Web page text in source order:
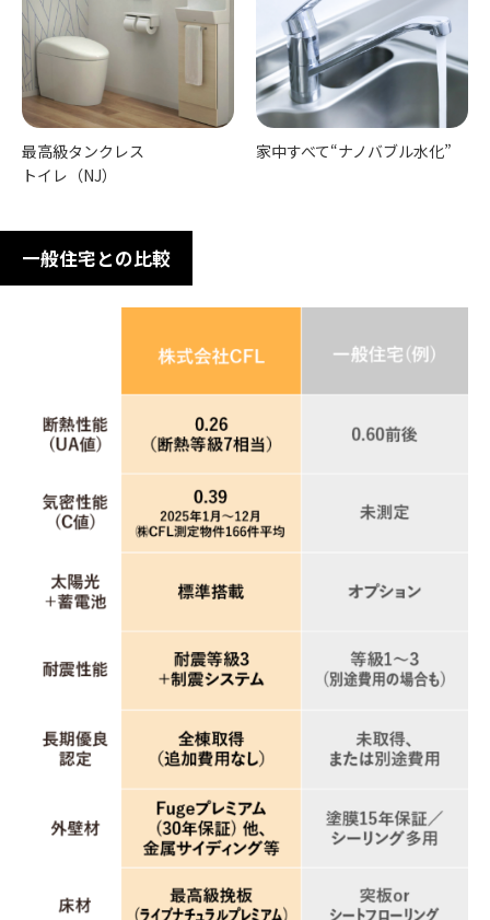
最高級タンクレス
トイレ（NJ）
家中すべて“ナノバブル水化”
一般住宅との比較